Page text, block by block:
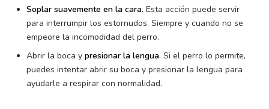
Soplar suavemente en la cara. Esta acción puede servir
para interrumpir los estornudos. Siempre y cuando no se
empeore la incomodidad del perro.
Abrir la boca y presionar la lengua. Si el perro lo permite,
puedes intentar abrir su boca y presionar la lengua para
ayudarle a respirar con normalidad.